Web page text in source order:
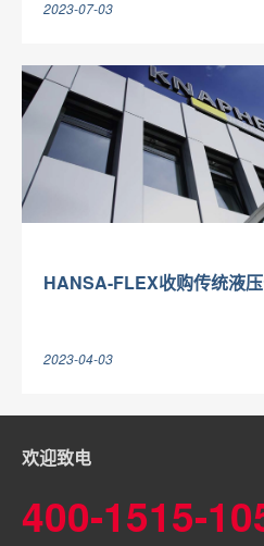
2023-07-03
2023-04-03
HANSA-FLEX收购传统液
欢迎致电
400-1515-